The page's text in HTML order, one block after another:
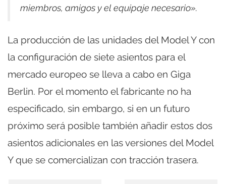
miembros, amigos y el equipaje necesario».
La producción de las unidades del Model Y con
la configuración de siete asientos para el
mercado europeo se lleva a cabo en Giga
Berlin. Por el momento el fabricante no ha
especificado, sin embargo, si en un futuro
próximo será posible también añadir estos dos
asientos adicionales en las versiones del Model
Y que se comercializan con tracción trasera.